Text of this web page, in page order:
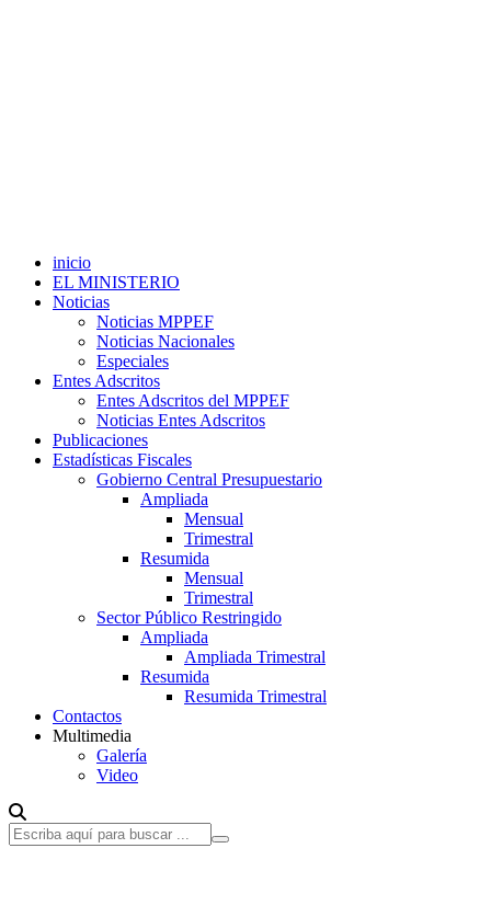
inicio
EL MINISTERIO
Noticias
Noticias MPPEF
Noticias Nacionales
Especiales
Entes Adscritos
Entes Adscritos del MPPEF
Noticias Entes Adscritos
Publicaciones
Estadísticas Fiscales
Gobierno Central Presupuestario
Ampliada
Mensual
Trimestral
Resumida
Mensual
Trimestral
Sector Público Restringido
Ampliada
Ampliada Trimestral
Resumida
Resumida Trimestral
Contactos
Multimedia
Galería
Video